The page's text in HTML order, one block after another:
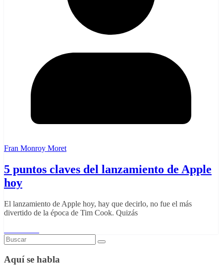
Fran Monroy Moret
5 puntos claves del lanzamiento de Apple
hoy
El lanzamiento de Apple hoy, hay que decirlo, no fue el más
divertido de la época de Tim Cook. Quizás
Aquí se habla